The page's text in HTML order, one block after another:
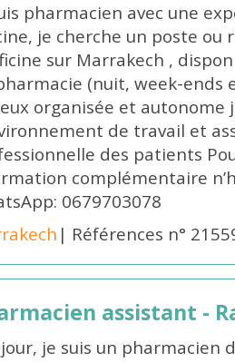
pharmacien avec une
je cherche un poste
sur Marrakech ,
(nuit, week-ends
organisée et autonome
de travail et
des patients
complémentaire
0679703078
| Références n°
assistant -
je suis un pharmacien